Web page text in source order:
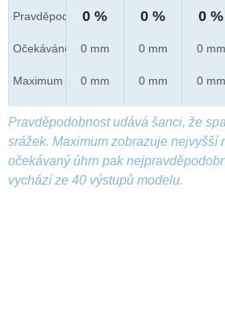
Pravděpod.
Očekáváno
Maximum
0 %
0 mm
0 mm
0 %
0 mm
0 mm
0 %
0 mm
0 mm
Pravděpodobnost udává šanci, že
srážek. Maximum zobrazuje nejvyšší
očekávaný úhrn pak
vychází ze 40 výstupů modelu.